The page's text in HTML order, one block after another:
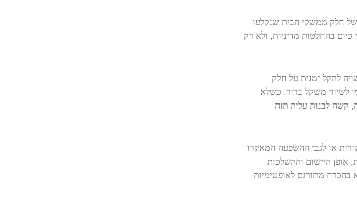
של חלק ממשקי הבית שנקלעו
בהחלטות מדיניות, ולא רק
להקל זמנית על חלק
משקל ברור. כשלא
קשה לבנות עליה תזה
או לגבי ההשפעה המאקרו
אופן היישום וההשלכות
בהכרח מתורגם לאופטימיות